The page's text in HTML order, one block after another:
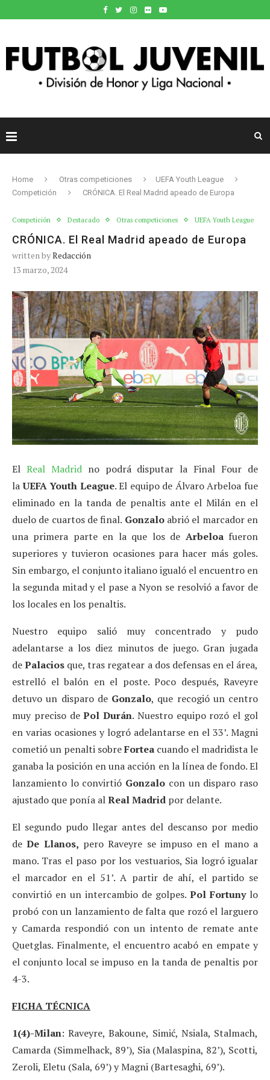
Home Otras competiciones
UEFA Youth League
Competición
CRÓNICA. El Real Madrid apeado de Europa
Competición Destacado Otras competiciones UEFA Youth League
CRÓNICA. El Real Madrid apeado de Europa
written byRedacción
13 marzo, 2024
El Real Madridno podrá disputar la Final Four de
laUEFA Youth League. El equipo de Álvaro Arbeloa fue
eliminado en la tanda de penaltis ante el Milán en el
duelo de cuartos de final. Gonzaloabrió el marcador en
una primera parte en la que los de Arbeloafueron
superiores y tuvieron ocasiones para hacer más goles.
Sin embargo, el conjunto italiano igualó el encuentro en
la segunda mitad y el pase a Nyon se resolvió a favor de
los locales en los penaltis.
Nuestro equipo salió muy concentrado y pudo
adelantarse a los diez minutos de juego. Gran jugada
dePalacios que, tras regatear a dos defensas en el área,
estrelló el balón en el poste. Poco después, Raveyre
detuvo un disparo de Gonzalo, que recogió un centro
muy preciso dePol Durán. Nuestro equipo rozó el gol
en varias ocasiones y logró adelantarse en el 33’. Magni
cometió un penalti sobreFortea cuando el madridista le
ganaba la posición en una acción en la línea de fondo. El
lanzamiento lo convirtió Gonzalo con un disparo raso
ajustado que ponía alReal Madrid por delante.
El segundo pudo llegar antes del descanso por medio
deDe Llanos, pero Raveyre se impuso en el mano a
mano. Tras el paso por los vestuarios, Sia logró igualar
el marcador en el 51’. A partir de ahí, el partido se
convirtió en un intercambio de golpes. Pol Fortunylo
probó con un lanzamiento de falta que rozó el larguero
y Camarda respondió con un intento de remate ante
Quetglas. Finalmente, el encuentro acabó en empate y
el conjunto local se impuso en la tanda de penaltis por
4-3.
FICHA TÉCNICA
1(4)-Milan: Raveyre, Bakoune, Simić, Nsiala, Stalmach,
Camarda (Simmelhack, 89’), Sia (Malaspina, 82’), Scotti,
Zeroli, Eletu (Sala, 69’) y Magni (Bartesaghi, 69’).